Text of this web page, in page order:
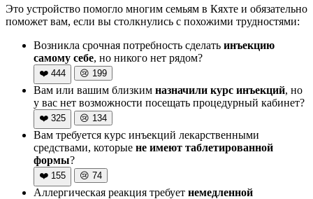
Это устройство помогло многим семьям в Кяхте и обязательно
поможет вам, если вы столкнулись с похожими трудностями:
Возникла срочная потребность сделать инъекцию
самому себе, но никого нет рядом?
❤️ 444 😢 199
Вам или вашим близким назначили курс инъекций, но
у вас нет возможности посещать процедурный кабинет?
❤️ 325 😢 134
Вам требуется курс инъекций лекарственными
средствами, которые не имеют таблетированной
формы?
❤️ 155 😢 74
Аллергическая реакция требует немедленной